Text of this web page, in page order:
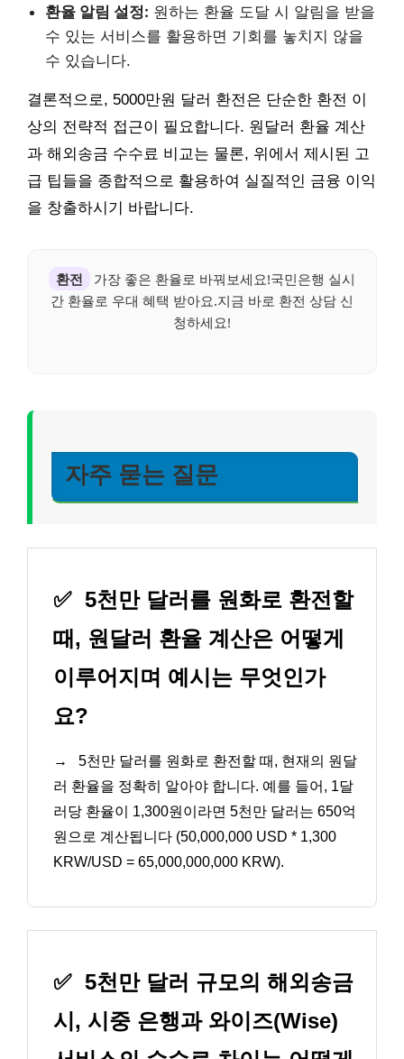
환율 알림 설정: 원하는 환율 도달 시 알림을 받을
수 있는 서비스를 활용하면 기회를 놓치지 않을
수 있습니다.
결론적으로, 5000만원 달러 환전은 단순한 환전 이
상의 전략적 접근이 필요합니다. 원달러 환율 계산
과 해외송금 수수료 비교는 물론, 위에서 제시된 고
급 팁들을 종합적으로 활용하여 실질적인 금융 이익
을 창출하시기 바랍니다.
환전
가장 좋은 환율로 바꿔보세요!국민은행 실시
간 환율로 우대 혜택 받아요.지금 바로 환전 상담 신
청하세요!
자주 묻는 질문
✅ 5천만 달러를 원화로 환전할
때, 원달러 환율 계산은 어떻게
이루어지며 예시는 무엇인가
요?
→
5천만 달러를 원화로 환전할 때, 현재의 원달
러 환율을 정확히 알아야 합니다. 예를 들어, 1달
러당 환율이 1,300원이라면 5천만 달러는 650억
원으로 계산됩니다 (50,000,000 USD * 1,300
KRW/USD = 65,000,000,000 KRW).
✅ 5천만 달러 규모의 해외송금
시, 시중 은행과 와이즈(Wise)